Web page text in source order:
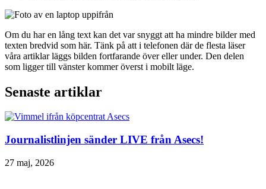
Om du har en lång text kan det var snyggt att ha mindre bilder med
texten bredvid som här. Tänk på att i telefonen där de flesta läser
våra artiklar läggs bilden fortfarande över eller under. Den delen
som ligger till vänster kommer överst i mobilt läge.
Senaste artiklar
Journalistlinjen sänder LIVE från Asecs!
27 maj, 2026